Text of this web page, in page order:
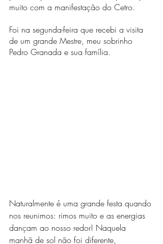
muito com a manifestação do Cetro.
Foi na segunda-feira que recebi a visita
de um grande Mestre, meu sobrinho
Pedro Granada e sua família.
Naturalmente é uma grande festa quando
nos reunimos: rimos muito e as energias
dançam ao nosso redor! Naquela
manhã de sol não foi diferente,